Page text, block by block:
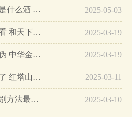
贵烟国酒香30爆珠里面是什么酒 贵烟国酒香30怎么辨别真假… 2025-05-03
和天下烟生产日期怎么看 和天下烟真假辨别方法六个方面… 2025-03-19
中华金中支如何辨别真伪 中华金中支真假烟鉴别方法… 2025-03-19
红塔山软新为什么不出了 红塔山软新烟停售原因详解… 2025-03-11
黄鹤楼硬奇景真假的辨别方法最简单版… 2025-03-10